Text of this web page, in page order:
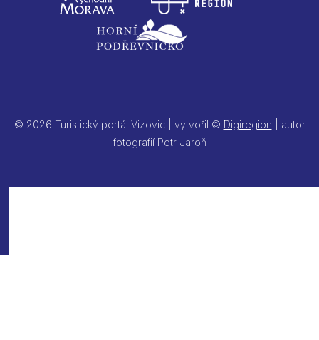
© 2026 Turistický portál Vizovic | vytvořil © Digiregion | autor
fotografií Petr Jaroň